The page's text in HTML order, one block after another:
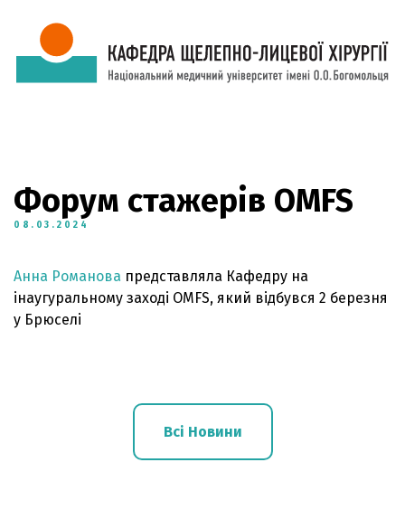
Форум стажерів OMFS
08.03.2024
Анна Романова представляла Кафедру на
інаугуральному заході OMFS, який відбувся 2 березня
у Брюселі
Всі Новини